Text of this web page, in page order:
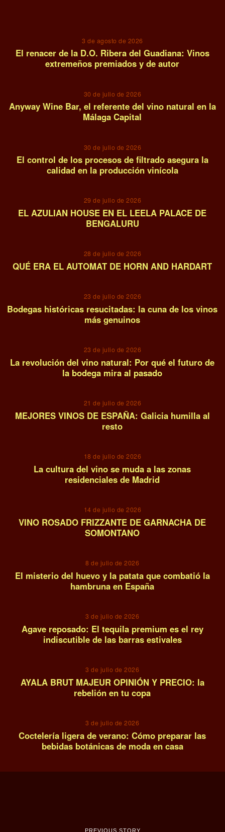
3 de agosto de 2026
El renacer de la D.O. Ribera del Guadiana: Vinos
extremeños premiados y de autor
30 de julio de 2026
Anyway Wine Bar, el referente del vino natural en la
Málaga Capital
30 de julio de 2026
El control de los procesos de filtrado asegura la
calidad en la producción vinícola
29 de julio de 2026
EL AZULIAN HOUSE EN EL LEELA PALACE DE
BENGALURU
28 de julio de 2026
QUÉ ERA EL AUTOMAT DE HORN AND HARDART
06
23 de julio de 2026
Bodegas históricas resucitadas: la cuna de los vinos
más genuinos
23 de julio de 2026
La revolución del vino natural: Por qué el futuro de
la bodega mira al pasado
21 de julio de 2026
MEJORES VINOS DE ESPAÑA: Galicia humilla al
resto
18 de julio de 2026
La cultura del vino se muda a las zonas
residenciales de Madrid
14 de julio de 2026
VINO ROSADO FRIZZANTE DE GARNACHA DE
SOMONTANO
8 de julio de 2026
El misterio del huevo y la patata que combatió la
hambruna en España
3 de julio de 2026
Agave reposado: El tequila premium es el rey
indiscutible de las barras estivales
3 de julio de 2026
AYALA BRUT MAJEUR OPINIÓN Y PRECIO: la
rebelión en tu copa
3 de julio de 2026
Coctelería ligera de verano: Cómo preparar las
bebidas botánicas de moda en casa
PREVIOUS STORY